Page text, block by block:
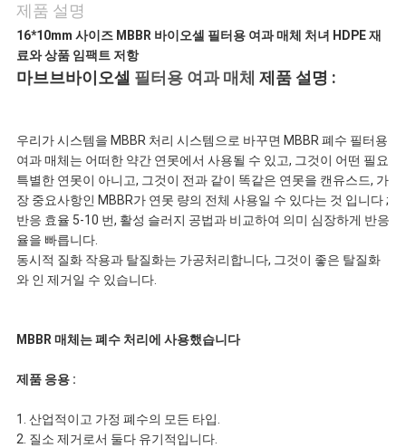
인
용
요
청
하
십
사
제품 설명
16*10mm 사이즈 MBBR 바이오셀 필터용 여과 매체 처녀 HDPE 재
료와 상품 임팩트 저항
마브브바이오셀 필터용 여과 매체 제품 설명 :
우리가 시스템을 MBBR 처리 시스템으로 바꾸면 MBBR 폐수 필터용
여과 매체는 어떠한 약간 연못에서 사용될 수 있고, 그것이 어떤 필요
특별한 연못이 아니고, 그것이 전과 같이 똑같은 연못을 캔유스드, 가
장 중요사항인 MBBR가 연못 량의 전체 사용일 수 있다는 것 입니다 ;
반응 효율 5-10 번, 활성 슬러지 공법과 비교하여 의미 심장하게 반응
율을 빠릅니다.
동시적 질화 작용과 탈질화는 가공처리합니다, 그것이 좋은 탈질화
와 인 제거일 수 있습니다.
MBBR 매체는 폐수 처리에 사용했습니다
제품 응용 :
1. 산업적이고 가정 폐수의 모든 타입.
2. 질소 제거로서 둘다 유기적입니다.